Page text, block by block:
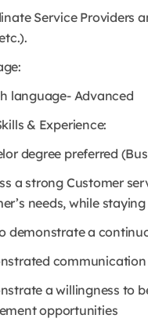
Service Providers
language- Advanced
& Experience:
degree preferred
a strong Customer
needs, while
demonstrate a
a willingness to
opportunities